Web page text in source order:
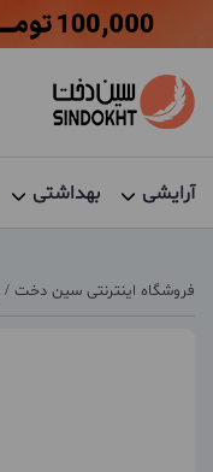
آرایشی بهداشتی
فروشگاه اینترنتی سین دخت /